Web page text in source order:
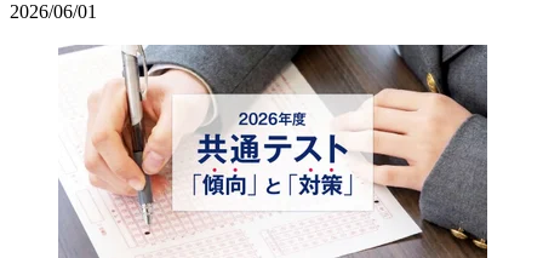
2026/06/01